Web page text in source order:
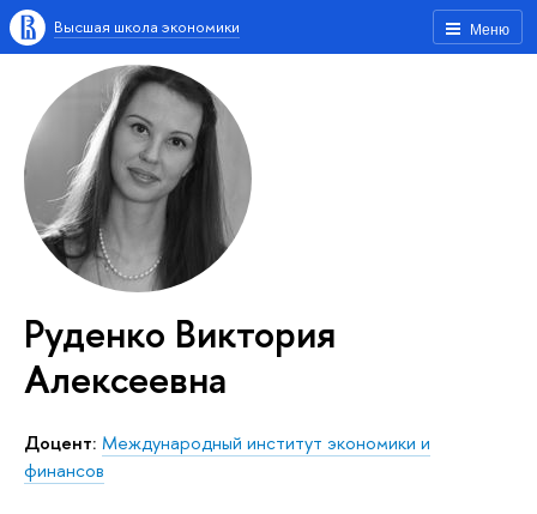
Меню
Высшая школа экономики
Руденко Виктория
Алексеевна
доцент: Международный институт экономики и
финансов